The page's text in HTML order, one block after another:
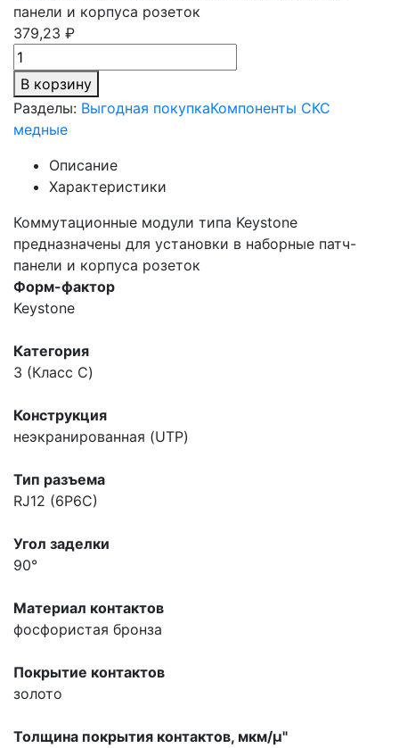
панели и корпуса розеток
379,23 ₽
В корзину
Разделы: Выгодная покупкаКомпоненты СКС
медные
Описание
Характеристики
Коммутационные модули типа Keystone
предназначены для установки в наборные патч-
панели и корпуса розеток
Форм-фактор
Keystone
Категория
3 (Класс C)
Конструкция
неэкранированная (UTP)
Тип разъема
RJ12 (6P6C)
Угол заделки
90°
Материал контактов
фосфористая бронза
Покрытие контактов
золото
Толщина покрытия контактов, мкм/µ"